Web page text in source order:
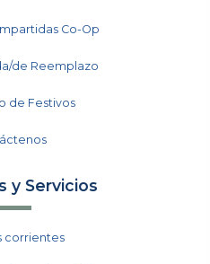
Co-Op
de Reemplazo
de Festivos
y Servicios
corrientes